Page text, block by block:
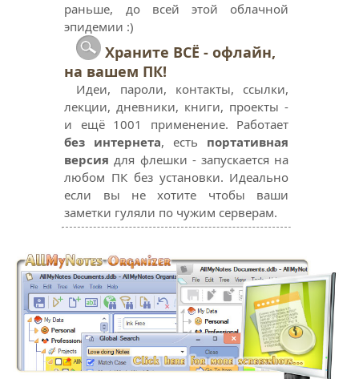
раньше, до всей этой облачной
эпидемии :)
Храните ВСЁ - офлайн,
на вашем ПК!
Идеи, пароли, контакты, ссылки,
лекции, дневники, книги, проекты -
и ещё 1001 применение. Работает
без интернета, есть портативная
версия для флешки - запускается на
любом ПК без установки. Идеально
если вы не хотите чтобы ваши
заметки гуляли по чужим серверам.